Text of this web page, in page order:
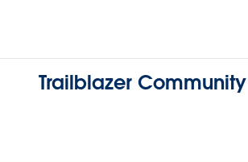
Trailblazer Community